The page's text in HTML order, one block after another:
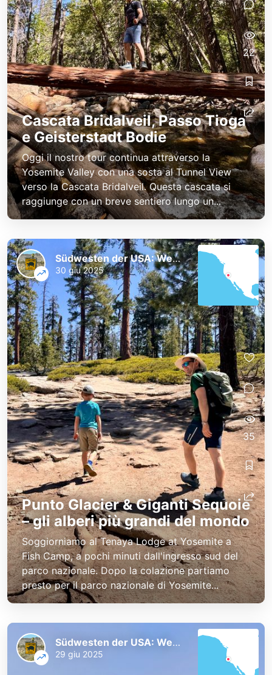
Cascata Bridalveil, Passo Tioga
e Geisterstadt Bodie
Oggi il nostro tour continua attraverso la
Yosemite Valley  con una sosta al Tunnel View 
verso la Cascata Bridalveil. Questa cascata si
raggiunge con un breve sentiero lungo un...
22
Punto Glacier & Giganti Sequoie
– gli alberi più grandi del mondo
Soggiorniamo al Tenaya Lodge at Yosemite a
Fish Camp, a pochi minuti dall'ingresso sud del
parco nazionale. Dopo la colazione partiamo
presto per il parco nazionale di Yosemite...
Südwesten der USA: Westküste und Nationalparks
30 giu 2025
35
Südwesten der USA: Westküste und Nationalparks
29 giu 2025